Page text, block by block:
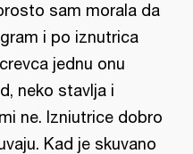
sam morala da
i po iznutrica
jednu onu
neko stavlja i
ne. Izniutrice dobro
Kad je skuvano